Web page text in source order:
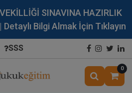
SINAVINA HAZIRLIK
Bilgi Almak İçin Tıklayın
SSS
0